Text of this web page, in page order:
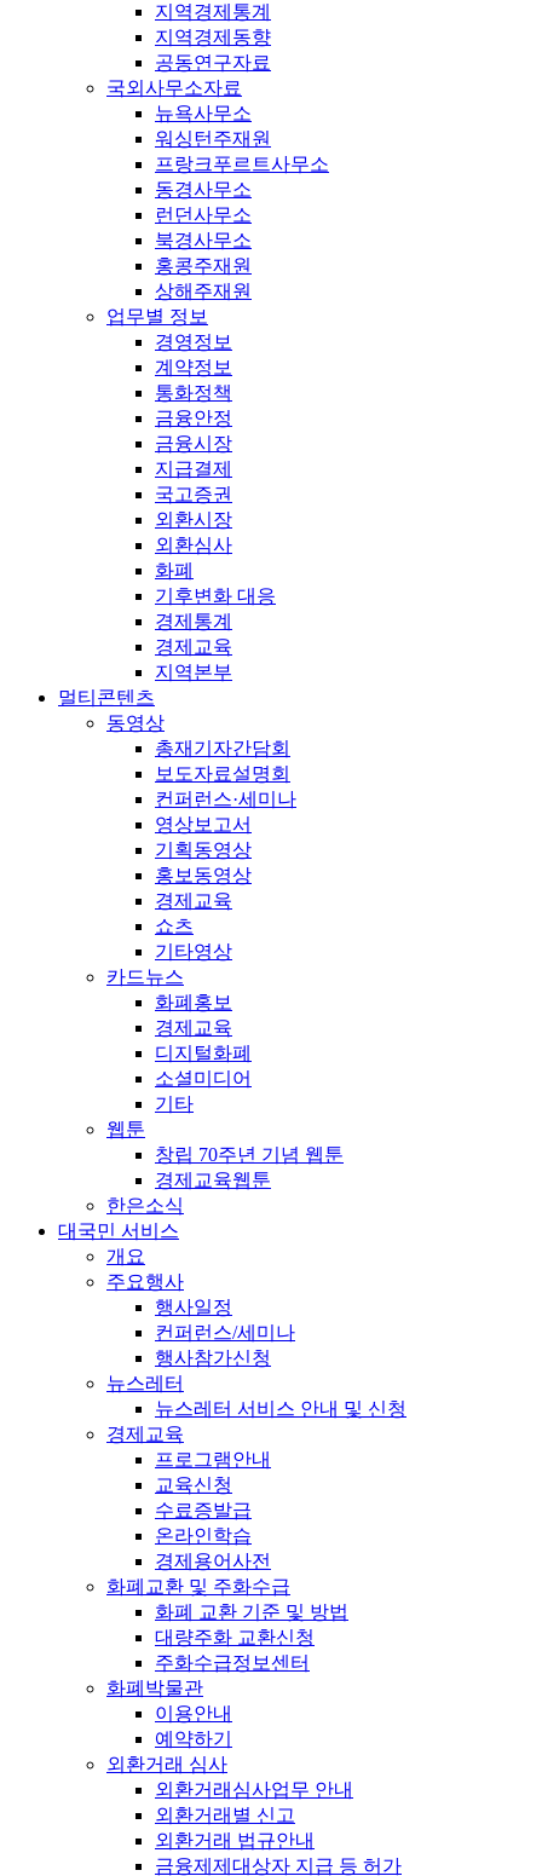
지역경제통계
지역경제동향
공동연구자료
국외사무소자료
뉴욕사무소
워싱턴주재원
프랑크푸르트사무소
동경사무소
런던사무소
북경사무소
홍콩주재원
상해주재원
업무별 정보
경영정보
계약정보
통화정책
금융안정
금융시장
지급결제
국고증권
외환시장
외환심사
화폐
기후변화 대응
경제통계
경제교육
지역본부
멀티콘텐츠
동영상
총재기자간담회
보도자료설명회
컨퍼런스·세미나
영상보고서
기획동영상
홍보동영상
경제교육
쇼츠
기타영상
카드뉴스
화폐홍보
경제교육
디지털화폐
소셜미디어
기타
웹툰
창립 70주년 기념 웹툰
경제교육웹툰
한은소식
대국민 서비스
개요
주요행사
행사일정
컨퍼런스/세미나
행사참가신청
뉴스레터
뉴스레터 서비스 안내 및 신청
경제교육
프로그램안내
교육신청
수료증발급
온라인학습
경제용어사전
화폐교환 및 주화수급
화폐 교환 기준 및 방법
대량주화 교환신청
주화수급정보센터
화폐박물관
이용안내
예약하기
외환거래 심사
외환거래심사업무 안내
외환거래별 신고
외환거래 법규안내
금융제제대상자 지급 등 허가